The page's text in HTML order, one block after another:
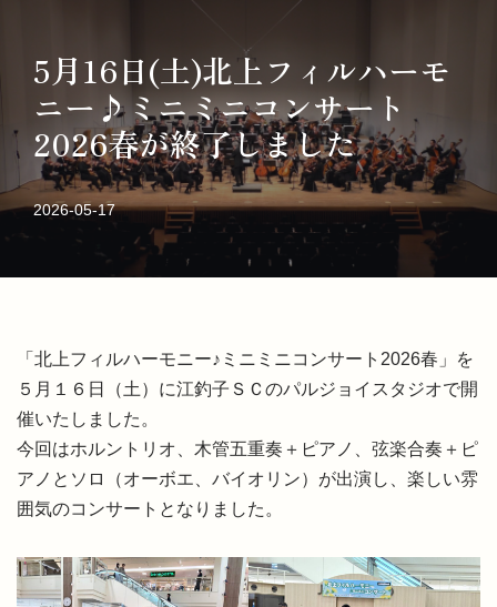
ン
ツ
へ
ス
5月16日(土)北上フィルハーモ
ニー♪ミニミニコンサート
2026春が終了しました
2026-05-17
「北上フィルハーモニー♪ミニミニコンサート2026春」を
５月１６日（土）に江釣子ＳＣのパルジョイスタジオで開
催いたしました。
今回はホルントリオ、木管五重奏＋ピアノ、弦楽合奏＋ピ
アノとソロ（オーボエ、バイオリン）が出演し、楽しい雰
囲気のコンサートとなりました。